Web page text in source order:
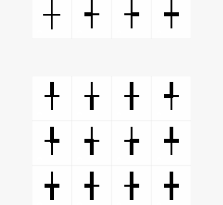
┼
┽ ┾ ┿
╀ ╁ ╂
╃
╄
╅ ╆
╇
╈
╉ ╊
╋